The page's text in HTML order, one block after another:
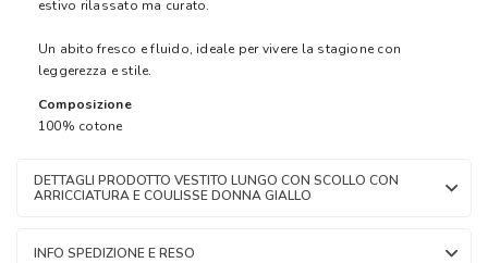
estivo rilassato ma curato.
Un abito fresco e fluido, ideale per vivere la stagione con
leggerezza e stile.
Composizione
100% cotone
DETTAGLI PRODOTTO VESTITO LUNGO CON SCOLLO CON
ARRICCIATURA E COULISSE DONNA GIALLO
INFO SPEDIZIONE E RESO